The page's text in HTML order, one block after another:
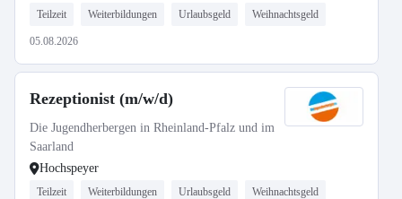
Teilzeit Weiterbildungen Urlaubsgeld Weihnachtsgeld
05.08.2026
Rezeptionist (m/w/d)
Die Jugendherbergen in Rheinland-Pfalz und im
Saarland
Hochspeyer
Teilzeit Weiterbildungen Urlaubsgeld Weihnachtsgeld